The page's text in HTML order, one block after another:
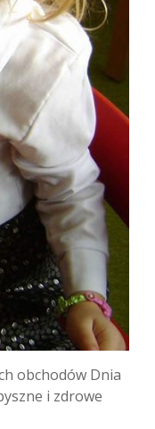
obchodów Dnia
i zdrowe